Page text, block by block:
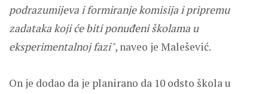
podrazumijeva i formiranje komisija i pripremu
zadataka koji će biti ponuđeni školama u
eksperimentalnoj fazi", naveo je Malešević.
On je dodao da je planirano da 10 odsto škola u